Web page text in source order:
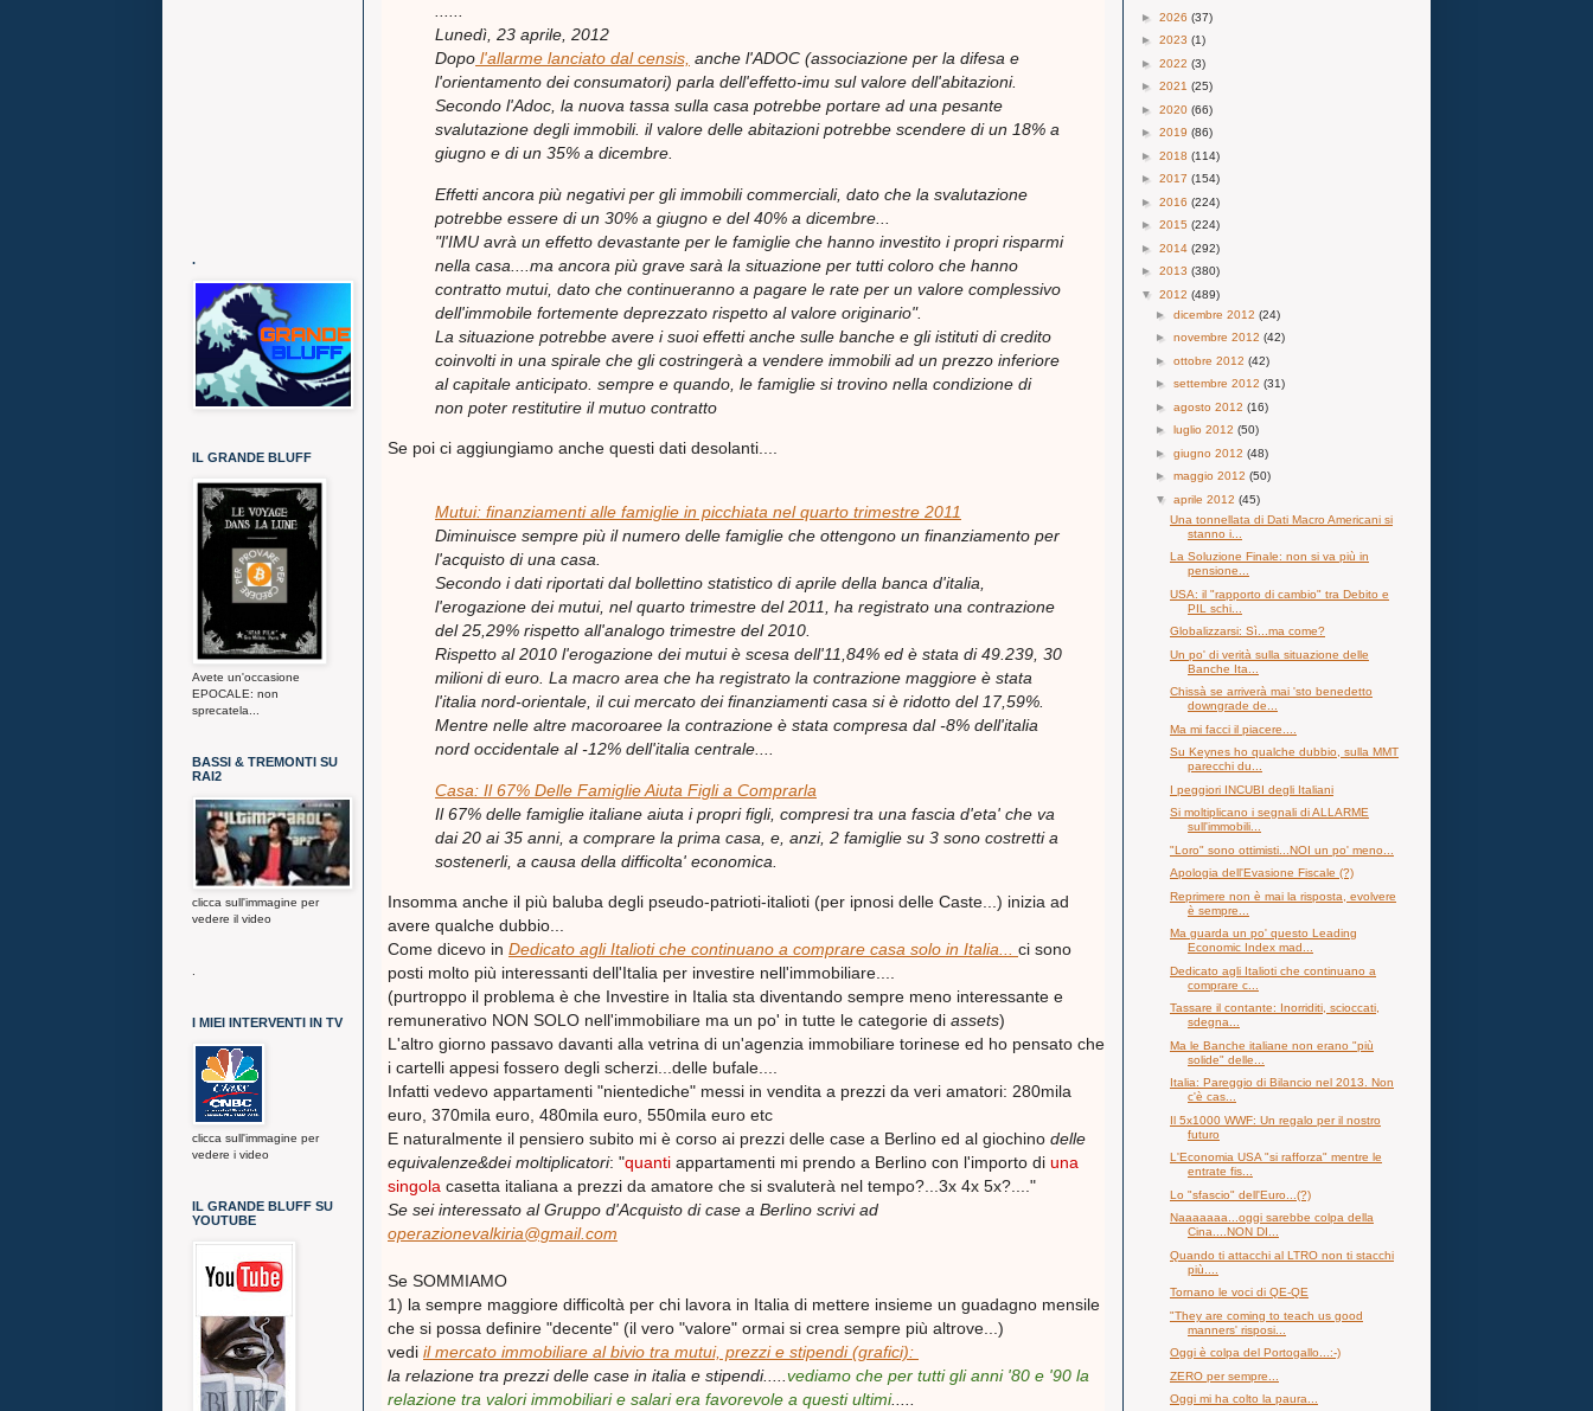
......
Lunedì, 23 aprile, 2012
Dopo l'allarme lanciato dal censis, anche l'ADOC (associazione per la difesa e
l'orientamento dei consumatori) parla dell'effetto-imu sul valore dell'abitazioni.
Secondo l'Adoc, la nuova tassa sulla casa potrebbe portare ad una pesante
svalutazione degli immobili. il valore delle abitazioni potrebbe scendere di un 18% a
giugno e di un 35% a dicembre.
Effetti ancora più negativi per gli immobili commerciali, dato che la svalutazione
potrebbe essere di un 30% a giugno e del 40% a dicembre...
"l'IMU avrà un effetto devastante per le famiglie che hanno investito i propri risparmi
nella casa....ma ancora più grave sarà la situazione per tutti coloro che hanno
contratto mutui, dato che continueranno a pagare le rate per un valore complessivo
dell'immobile fortemente deprezzato rispetto al valore originario".
La situazione potrebbe avere i suoi effetti anche sulle banche e gli istituti di credito
coinvolti in una spirale che gli costringerà a vendere immobili ad un prezzo inferiore
al capitale anticipato. sempre e quando, le famiglie si trovino nella condizione di
non poter restitutire il mutuo contratto
Se poi ci aggiungiamo anche questi dati desolanti....
Mutui: finanziamenti alle famiglie in picchiata nel quarto trimestre 2011
Diminuisce sempre più il numero delle famiglie che ottengono un finanziamento per
l'acquisto di una casa.
Secondo i dati riportati dal bollettino statistico di aprile della banca d'italia,
l'erogazione dei mutui, nel quarto trimestre del 2011, ha registrato una contrazione
del 25,29% rispetto all'analogo trimestre del 2010.
Rispetto al 2010 l'erogazione dei mutui è scesa dell'11,84% ed è stata di 49.239, 30
milioni di euro. La macro area che ha registrato la contrazione maggiore è stata
l'italia nord-orientale, il cui mercato dei finanziamenti casa si è ridotto del 17,59%.
Mentre nelle altre macoroaree la contrazione è stata compresa dal -8% dell'italia
nord occidentale al -12% dell'italia centrale....
Casa: Il67% Delle FamiglieAiuta Figli a Comprarla
Il 67% delle famiglie italiane aiuta i propri figli, compresi tra una fascia d'eta' che va
dai 20 ai 35 anni, a comprare la prima casa, e, anzi, 2 famiglie su 3 sono costretti a
sostenerli, a causa della difficolta' economica.
Insomma anche il più baluba degli pseudo-patrioti-italioti (per ipnosi delle Caste...) inizia ad
avere qualche dubbio...
Come dicevo in Dedicato agli Italioti che continuano a comprare casa solo in Italia... ci sono
posti molto più interessanti dell'Italia per investire nell'immobiliare....
(purtroppo il problema è che Investire in Italia sta diventando sempre meno interessante e
remunerativo NON SOLO nell'immobiliare ma un po' in tutte le categorie di assets)
L'altro giorno passavo davanti alla vetrina di un'agenzia immobiliare torinese ed ho pensato che
i cartelli appesi fossero degli scherzi...delle bufale....
Infatti vedevo appartamenti "nientediche" messi in vendita a prezzi da veri amatori: 280mila
euro, 370mila euro, 480mila euro, 550mila euro etc
E naturalmente il pensiero subito mi è corso ai prezzi delle case a Berlino ed al giochino delle
equivalenze&dei moltiplicatori: "quanti appartamenti mi prendo a Berlino con l'importo di una
singola casetta italiana a prezzi da amatore che si svaluterà nel tempo?...3x 4x 5x?...."
Se sei interessato al Gruppo d'Acquisto di case a Berlino scrivi ad
operazionevalkiria@gmail.com
Se SOMMIAMO
1) la sempre maggiore difficoltà per chi lavora in Italia di mettere insieme un guadagno mensile
che si possa definire "decente" (il vero "valore" ormai si crea sempre più altrove...)
vedi il mercato immobiliare al bivio tra mutui, prezzi e stipendi (grafici):
la relazione tra prezzi delle case in italia e stipendi..... vediamo che per tutti gli anni '80 e '90 la
relazione tra valori immobiliari e salari era favorevole a questi ultimi.....
.
IL GRANDE BLUFF
Avete un'occasione
EPOCALE: non
sprecatela...
BASSI & TREMONTI SU
RAI2
clicca sull'immagine per
vedere il video
I MIEI INTERVENTI IN TV
clicca sull'immagine per
vedere i video
IL GRANDE BLUFF SU
YOUTUBE
► 2026 (37)
► 2023 (1)
► 2022 (3)
► 2021 (25)
► 2020 (66)
► 2019 (86)
► 2018 (114)
► 2017 (154)
► 2016 (224)
► 2015 (224)
► 2014 (292)
► 2013 (380)
▼ 2012 (489)
► dicembre 2012 (24)
► novembre 2012 (42)
► ottobre 2012 (42)
► settembre 2012 (31)
► agosto 2012 (16)
► luglio 2012 (50)
► giugno 2012 (48)
► maggio 2012 (50)
▼ aprile 2012 (45)
Una tonnellata di Dati Macro Americani si
stanno i...
La Soluzione Finale: non si va più in
pensione...
USA: il "rapporto di cambio" tra Debito e
PIL schi...
Globalizzarsi: Sì...ma come?
Un po' di verità sulla situazione delle
Banche Ita...
Chissà se arriverà mai 'sto benedetto
downgrade de...
Ma mi facci il piacere....
Su Keynes ho qualche dubbio, sulla MMT
parecchi du...
I peggiori INCUBI degli Italiani
Si moltiplicano i segnali di ALLARME
sull'immobili...
"Loro" sono ottimisti...NOI un po' meno...
Apologia dell'Evasione Fiscale (?)
Reprimere non è mai la risposta, evolvere
è sempre...
Ma guarda un po' questo Leading
Economic Index mad...
Dedicato agli Italioti che continuano a
comprare c...
Tassare il contante: Inorriditi, scioccati,
sdegna...
Ma le Banche italiane non erano "più
solide" delle...
Italia: Pareggio di Bilancio nel 2013. Non
c'è cas...
Il 5x1000 WWF: Un regalo per il nostro
futuro
L'Economia USA "si rafforza" mentre le
entrate fis...
Lo "sfascio" dell'Euro...(?)
Naaaaaaa...oggi sarebbe colpa della
Cina....NON DI...
Quando ti attacchi al LTRO non ti stacchi
più....
Tornano le voci di QE-QE
"They are coming to teach us good
manners' risposi...
Oggi è colpa del Portogallo...:-)
ZERO per sempre...
Oggi mi ha colto la paura...